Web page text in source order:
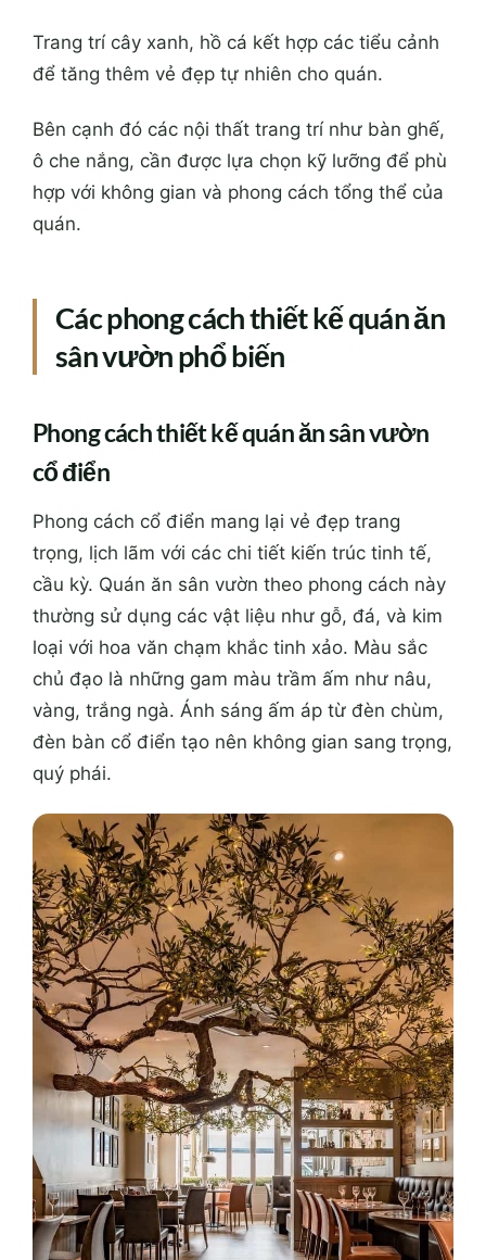
Trang trí cây xanh, hồ cá kết hợp các tiểu cảnh
để tăng thêm vẻ đẹp tự nhiên cho quán.
Bên cạnh đó các nội thất trang trí như bàn ghế,
ô che nắng, cần được lựa chọn kỹ lưỡng để phù
hợp với không gian và phong cách tổng thể của
quán.
Các phong cách thiết kế quán ăn
sân vườn phổ biến
Phong cách thiết kế quán ăn sân vườn
cổ điển
Phong cách cổ điển mang lại vẻ đẹp trang
trọng, lịch lãm với các chi tiết kiến trúc tinh tế,
cầu kỳ. Quán ăn sân vườn theo phong cách này
thường sử dụng các vật liệu như gỗ, đá, và kim
loại với hoa văn chạm khắc tinh xảo. Màu sắc
chủ đạo là những gam màu trầm ấm như nâu,
vàng, trắng ngà. Ánh sáng ấm áp từ đèn chùm,
đèn bàn cổ điển tạo nên không gian sang trọng,
quý phái.